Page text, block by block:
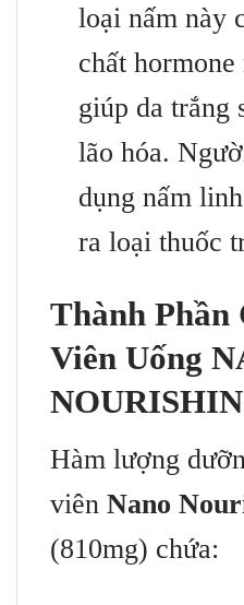
loại nấm này
chất
giúp da trắng
lão hóa.
dụng nấm
ra loại thuốc
Thành Phần
Viên Uống
Hàm lượng
viên Nano
(810mg) chứa: